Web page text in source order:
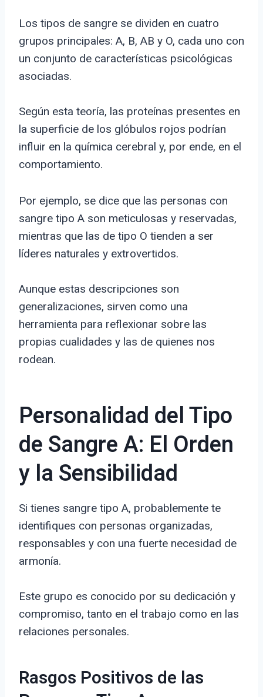
Los tipos de sangre se dividen en cuatro
grupos principales: A, B, AB y O, cada uno con
un conjunto de características psicológicas
asociadas.
Según esta teoría, las proteínas presentes en
la superficie de los glóbulos rojos podrían
influir en la química cerebral y, por ende, en el
comportamiento.
Por ejemplo, se dice que las personas con
sangre tipo A son meticulosas y reservadas,
mientras que las de tipo O tienden a ser
líderes naturales y extrovertidos.
Aunque estas descripciones son
generalizaciones, sirven como una
herramienta para reflexionar sobre las
propias cualidades y las de quienes nos
rodean.
Personalidad del Tipo
de Sangre A: El Orden
y la Sensibilidad
Si tienes sangre tipo A, probablemente te
identifiques con personas organizadas,
responsables y con una fuerte necesidad de
armonía.
Este grupo es conocido por su dedicación y
compromiso, tanto en el trabajo como en las
relaciones personales.
Rasgos Positivos de las